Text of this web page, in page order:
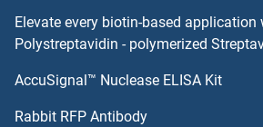
CACNB4 Antikörper
CADM1 Antikörper
Elevate every biotin-based application
Polystreptavidin - polymerized
AccuSignal™ Nuclease ELISA Kit
Rabbit RFP Antibody